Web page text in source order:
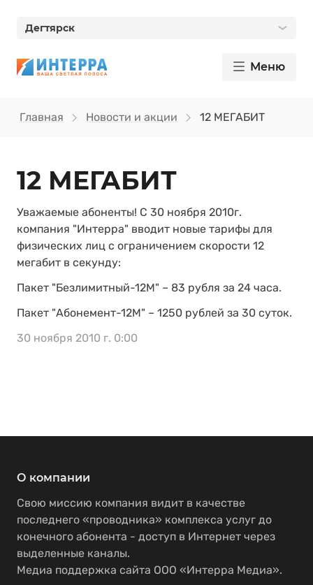
Дегтярск
Меню
Главная Новости и акции 12 МЕГАБИТ
12 МЕГАБИТ
Уважаемые абоненты! С 30 ноября 2010г.
компания "Интерра" вводит новые тарифы для
физических лиц с ограничением скорости 12
мегабит в секунду:
Пакет "Безлимитный-12М" – 83 рубля за 24 часа.
Пакет "Абонемент-12М" – 1250 рублей за 30 суток.
30 ноября 2010 г. 0:00
О компании
Свою миссию компания видит в качестве
последнего «проводника» комплекса услуг до
конечного абонента - доступ в Интернет через
выделенные каналы.
Медиа поддержка сайта ООО «Интерра Медиа».